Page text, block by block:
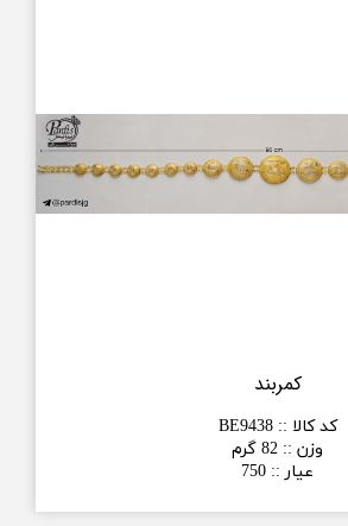
کمربند
کد کالا ::
BE9438
وزن :: 82 گرم
عیار ::
750